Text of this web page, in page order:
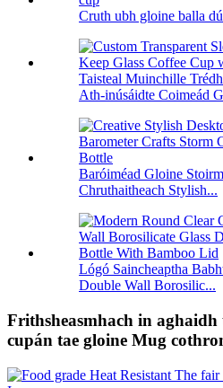
Cruth ubh gloine balla
Taisteal Muinchille
Ath-inúsáidte Coimeád
Baróiméad Gloine
Chruthaitheach Stylish...
Lógó Saincheaptha
Double Wall Borosilic...
Frithsheasmhach in aghaidh
cupán tae gloine Mug